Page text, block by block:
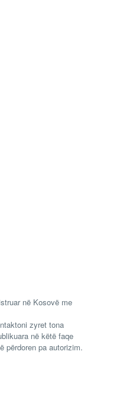
në Kosovë me
zyret tona
në këtë faqe
përdoren pa autorizim.